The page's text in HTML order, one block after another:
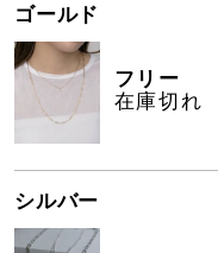
ゴールド
フリー
在庫切れ
シルバー